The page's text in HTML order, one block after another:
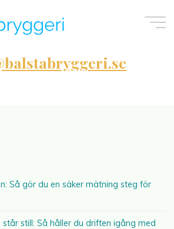
Så gör du en säker mätning steg för
still: Så håller du driften igång med